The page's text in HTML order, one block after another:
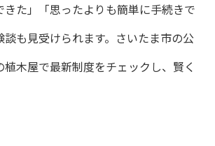
た」「思ったよりも簡単に手続きで
談も見受けられます。さいたま市の公
木屋で最新制度をチェックし、賢く